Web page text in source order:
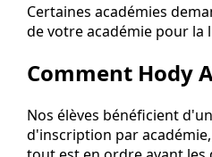
Certaines académies
de votre académie pour la
Comment Hody
Nos élèves bénéficient
d'inscription par